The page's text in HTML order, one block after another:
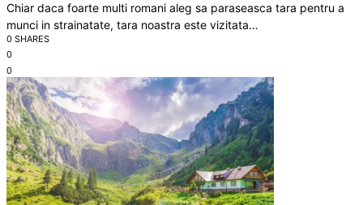
Chiar daca foarte multi romani aleg sa paraseasca tara pentru a
munci in strainatate, tara noastra este vizitata…
0 SHARES
0
0